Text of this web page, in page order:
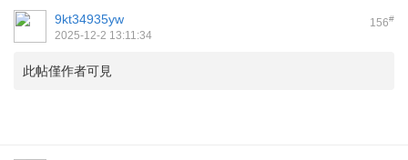
156#
9kt34935yw
2025-12-2 13:11:34
此帖僅作者可見